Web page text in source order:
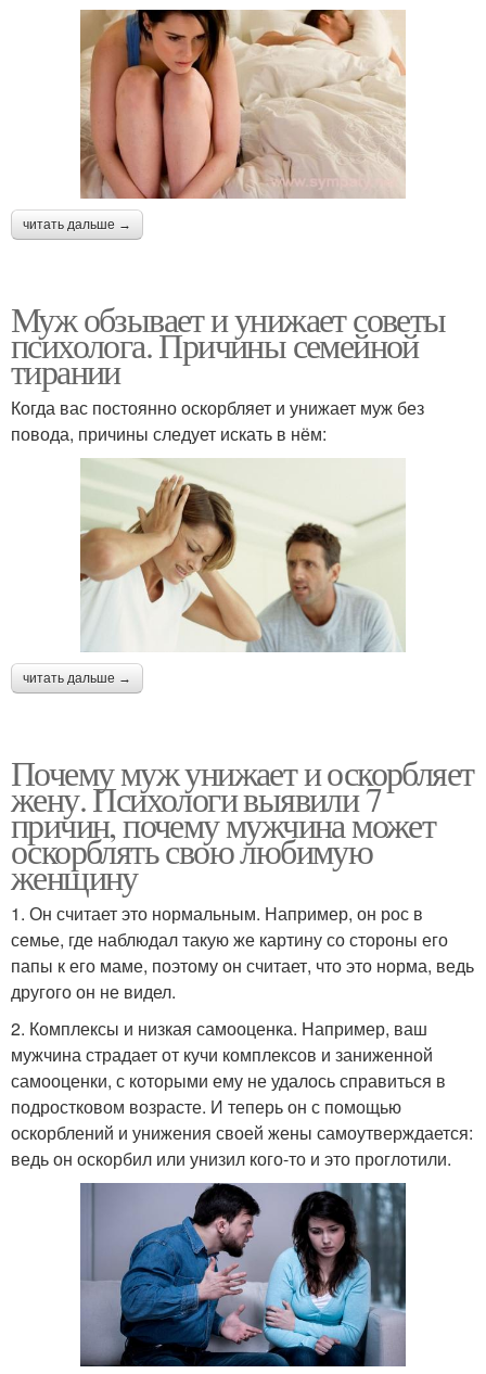
читать дальше →
Муж обзывает и унижает советы
психолога. Причины семейной
тирании
Когда вас постоянно оскорбляет и унижает муж без
повода, причины следует искать в нём:
читать дальше →
Почему муж унижает и оскорбляет
жену. Психологи выявили 7
причин, почему мужчина может
оскорблять свою любимую
женщину
1. Он считает это нормальным. Например, он рос в
семье, где наблюдал такую же картину со стороны его
папы к его маме, поэтому он считает, что это норма, ведь
другого он не видел.
2. Комплексы и низкая самооценка. Например, ваш
мужчина страдает от кучи комплексов и заниженной
самооценки, с которыми ему не удалось справиться в
подростковом возрасте. И теперь он с помощью
оскорблений и унижения своей жены самоутверждается:
ведь он оскорбил или унизил кого-то и это проглотили.